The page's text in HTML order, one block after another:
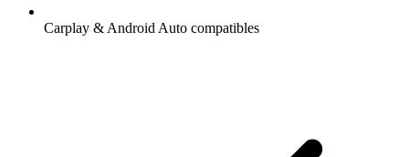
Carplay & Android Auto compatibles